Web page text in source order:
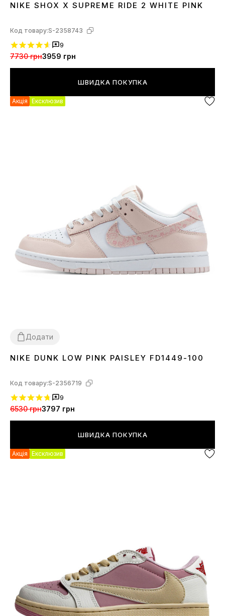
3637 38 3940 41
NIKE SHOX X SUPREME RIDE 2 WHITE PINK
Код товару:S-2358743
9
7730 грн3959 грн
ШВИДКА ПОКУПКА
Акція Ексклюзив
Додати
3637 383940 41
NIKE DUNK LOW PINK PAISLEY FD1449-100
Код товару:S-2356719
9
6530 грн3797 грн
ШВИДКА ПОКУПКА
Акція Ексклюзив